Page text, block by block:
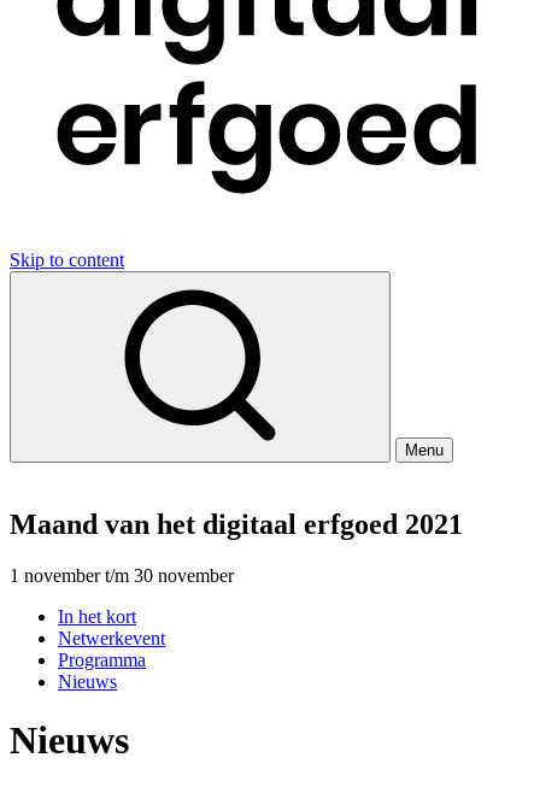
Skip to content
Menu
Maand van het digitaal erfgoed 2021
1 november t/m 30 november
In het kort
Netwerkevent
Programma
Nieuws
Nieuws